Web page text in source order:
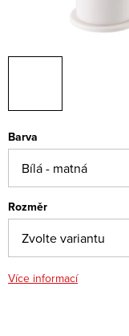
Barva
Rozměr
Více informací